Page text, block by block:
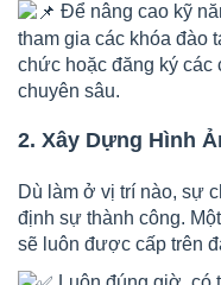
Để nâng cao kỹ
tham gia các khóa đào
chức hoặc đăng ký các
chuyên sâu.
2. Xây Dựng Hình
Dù làm ở vị trí nào, sự
định sự thành công.
sẽ luôn được cấp trên